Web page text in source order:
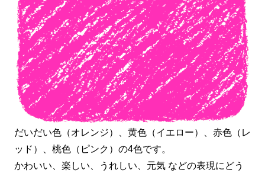
だいだい色（オレンジ）、黄色（イエロー）、赤色（レ
ッド）、桃色（ピンク）の4色です。
かわいい、楽しい、うれしい、元気 などの表現にどう